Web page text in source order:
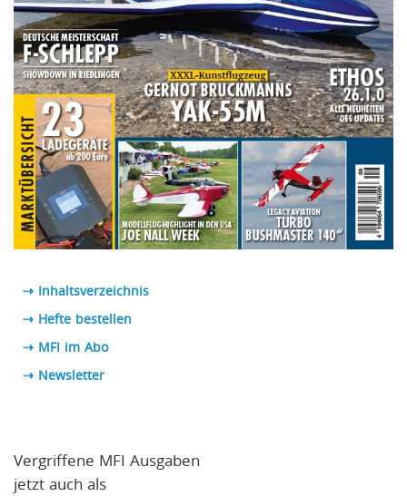
⇢ Inhaltsverzeichnis
⇢ Hefte bestellen
⇢ MFI im Abo
⇢ Newsletter
Vergriffene MFI Ausgaben
jetzt auch als